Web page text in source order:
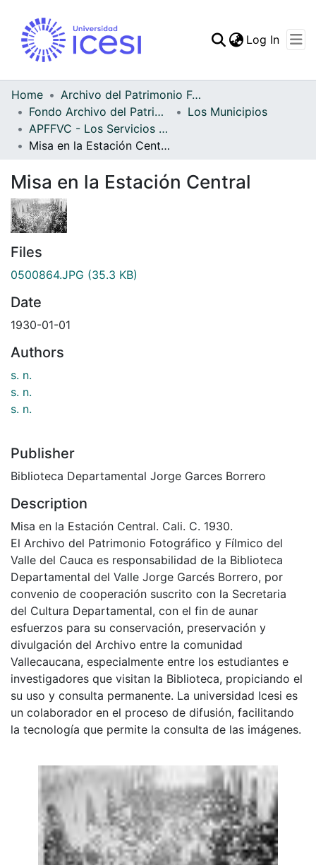
Statistics
Log In
Home
Archivo del Patrimonio Fotográfico y Fílmico del Valle del Cauca
Fondo Archivo del Patrimonio Fotográfico y Fílmico del Valle del Cauca
Los Municipios
APFFVC - Los Servicios Públicos - Patrimonial
Misa en la Estación Central
Misa en la Estación Central
Files
0500864.JPG (35.3 KB)
Date
1930-01-01
Authors
s. n.
s. n.
s. n.
Publisher
Biblioteca Departamental Jorge Garces Borrero
Description
Misa en la Estación Central. Cali. C. 1930.
El Archivo del Patrimonio Fotográfico y Fílmico del
Valle del Cauca es responsabilidad de la Biblioteca
Departamental del Valle Jorge Garcés Borrero, por
convenio de cooperación suscrito con la Secretaria
del Cultura Departamental, con el fin de aunar
esfuerzos para su conservación, preservación y
divulgación del Archivo entre la comunidad
Vallecaucana, especialmente entre los estudiantes e
investigadores que visitan la Biblioteca, propiciando el
su uso y consulta permanente. La universidad Icesi es
un colaborador en el proceso de difusión, facilitando
la tecnología que permite la consulta de las imágenes.